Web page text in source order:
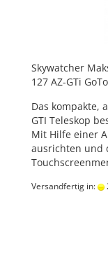
Skywatcher
127 AZ-GTi
Das kompakte,
GTI Teleskop
Mit Hilfe einer
ausrichten und
Versandfertig in: